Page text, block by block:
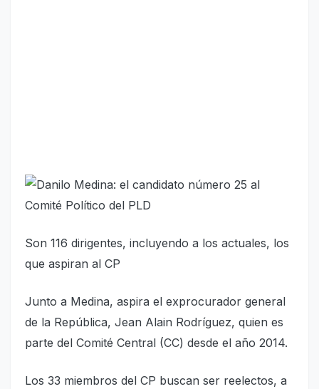
Son 116 dirigentes, incluyendo a los actuales, los
que aspiran al CP
Junto a Medina, aspira el exprocurador general
de la República, Jean Alain Rodríguez, quien es
parte del Comité Central (CC) desde el año 2014.
Los 33 miembros del CP buscan ser reelectos, a